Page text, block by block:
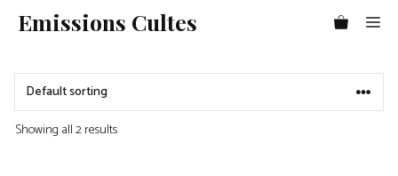
AllerEmissions Cultes
Showing all 2 results